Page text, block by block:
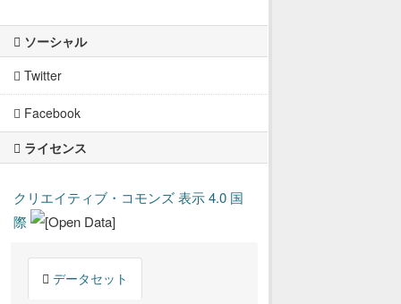
ソーシャル
Twitter
Facebook
ライセンス
クリエイティブ・コモンズ 表示 4.0 国
際
データセット